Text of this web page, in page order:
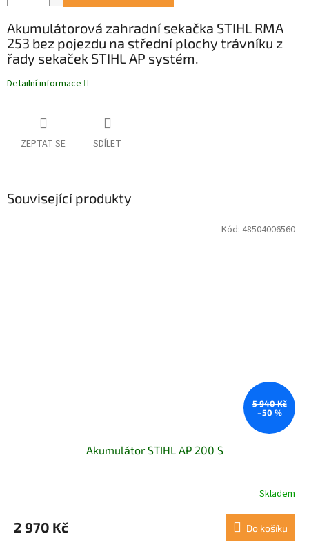
Akumulátorová zahradní sekačka STIHL RMA
253 bez pojezdu na střední plochy trávníku z
řady sekaček STIHL AP systém.
Detailní informace
ZEPTAT SE SDÍLET
Související produkty
5 940 Kč
–50 %
Akumulátor STIHL AP 200 S
Skladem
2 970 Kč Do košíku
Kód: 48504006560